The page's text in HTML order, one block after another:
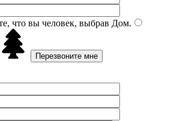
что вы человек, выбрав Дом.